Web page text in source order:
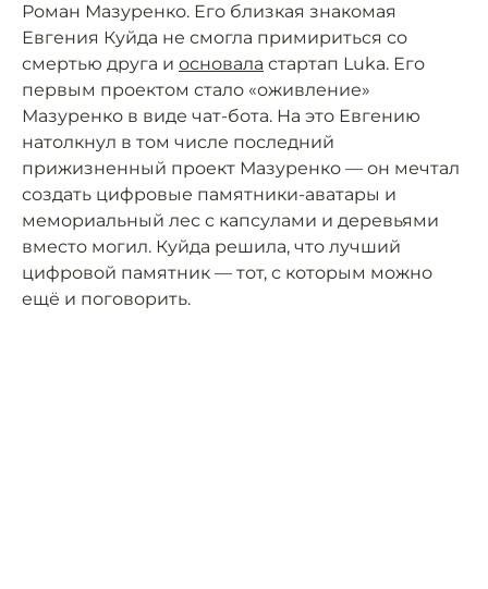
Роман Мазуренко. Его близкая знакомая
Евгения Куйда не смогла примириться со
смертью друга и основала стартап Luka. Его
первым проектом стало «оживление»
Мазуренко в виде чат-бота. На это Евгению
натолкнул в том числе последний
прижизненный проект Мазуренко — он мечтал
создать цифровые памятники-аватары и
мемориальный лес с капсулами и деревьями
вместо могил. Куйда решила, что лучший
цифровой памятник — тот, с которым можно
ещё и поговорить.